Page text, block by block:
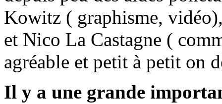
Kowitz ( graphisme,
et Nico La Castagne (
agréable et petit à petit on
Il y a une grande